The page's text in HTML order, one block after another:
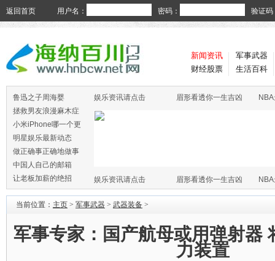
返回首页 用户名： 密码： 验证码
新闻资讯
财经股票
军事武器
生活百科
鲁迅之子周海婴
拯救男友浪漫麻木症
小米iPhone哪一个更
火
明星娱乐最新动态
做正确事正确地做事
中国人自己的邮箱
让老板加薪的绝招
娱乐资讯请点击 眉形看透你一生吉凶
娱乐资讯请点击 眉形看透你一生吉凶
当前位置： 主页 > 军事武器 > 武器装备 >
军事专家：国产航母或用弹射器
力装置